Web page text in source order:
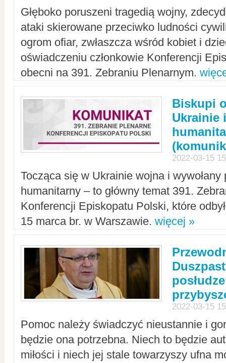
Głęboko poruszeni tragedią wojny,
ataki skierowane przeciwko ludności
ogrom ofiar, zwłaszcza wśród kobiet i
oświadczeniu członkowie Konferencji
obecni na 391. Zebraniu Plenarnym.
Biskupi
Ukrainie
2022-03-15
Tocząca się w Ukrainie wojna i
humanitarny – to główny temat 391.
Konferencji Episkopatu Polski, które
15 marca br. w Warszawie. więcej »
2022-03-15
Pomoc należy świadczyć nieustannie i
będzie ona potrzebna. Niech to będzie
miłości i niech jej stale towarzyszy ufna